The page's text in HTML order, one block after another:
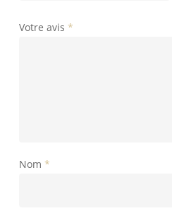
Votre avis *
Nom *